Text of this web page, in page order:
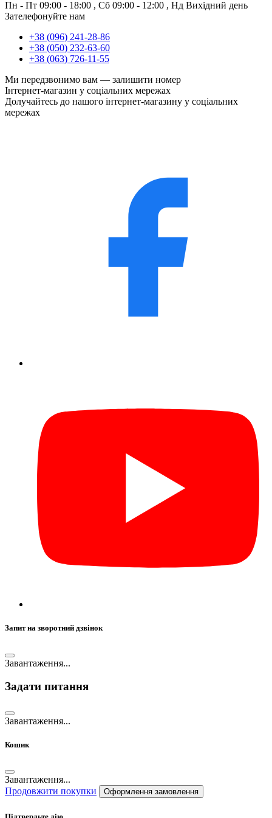
Пн - Пт 09:00 - 18:00 , Сб 09:00 - 12:00 , Нд Вихідний день
Зателефонуйте нам
+38 (096) 241-28-86
+38 (050) 232-63-60
+38 (063) 726-11-55
Ми передзвонимо вам — залишити номер
Інтернет-магазин у соціальних мережах
Долучайтесь до нашого інтернет-магазину у соціальних
мережах
Запит на зворотний дзвінок
Завантаження...
Задати питання
Завантаження...
Кошик
Завантаження...
Продовжити покупки
Оформлення замовлення